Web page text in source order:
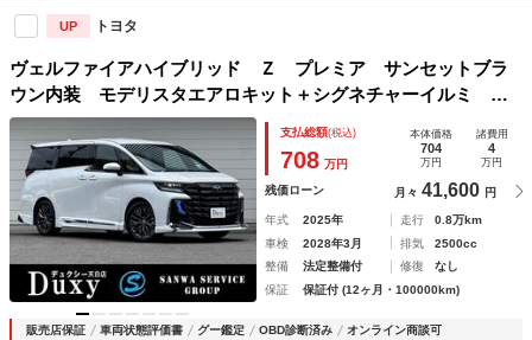
UP トヨタ
ヴェルファイアハイブリッド Ｚ プレミア サンセットブラ
ウン内装 モデリスタエアロキット＋シグネチャーイルミ ユ
ニバーサルステップ デジタルインナーミラー ヘッドアップ
ディスプレイ 左右独立ムーンルーフ トヨタチームメイト
アドバンストパーク
支払総額(税込)
708 万円
本体価格
704
万円
諸費用
4
万円
残価ローン 月々 41,600 円
年式 2025年 走行
0.8万km
車検
2028年3月 排気
2500cc
整備
法定整備付 修復
なし
保証
保証付 (12ヶ月・100000km)
販売店保証 車両状態評価書 グー鑑定 OBD診断済み
オンライン商談可